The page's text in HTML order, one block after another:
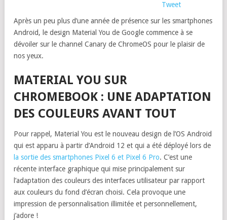
Tweet
Après un peu plus d’une année de présence sur les smartphones
Android, le design Material You de Google commence à se
dévoiler sur le channel Canary de ChromeOS pour le plaisir de
nos yeux.
MATERIAL YOU SUR
CHROMEBOOK : UNE ADAPTATION
DES COULEURS AVANT TOUT
Pour rappel, Material You est le nouveau design de l’OS Android
qui est apparu à partir d’Android 12 et qui a été déployé lors de
la sortie des smartphones Pixel 6 et Pixel 6 Pro. C’est une
récente interface graphique qui mise principalement sur
l’adaptation des couleurs des interfaces utilisateur par rapport
aux couleurs du fond d’écran choisi. Cela provoque une
impression de personnalisation illimitée et personnellement,
j’adore !